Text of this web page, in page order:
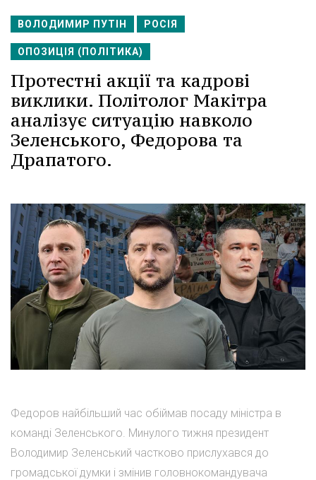
ВОЛОДИМИР ПУТІН РОСІЯ
ОПОЗИЦІЯ (ПОЛІТИКА)
Протестні акції та кадрові
виклики. Політолог Макітра
аналізує ситуацію навколо
Зеленського, Федорова та
Драпатого.
Федоров найбільший час обіймав посаду міністра в
команді Зеленського. Минулого тижня президент
Володимир Зеленський частково прислухався до
громадської думки і змінив головнокомандувача